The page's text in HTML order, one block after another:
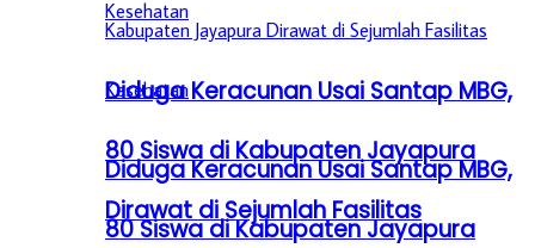
Diduga Keracunan Usai Santap MBG,
80 Siswa di Kabupaten Jayapura
Dirawat di Sejumlah Fasilitas
Diduga Keracunan Usai Santap MBG,
80 Siswa di Kabupaten Jayapura